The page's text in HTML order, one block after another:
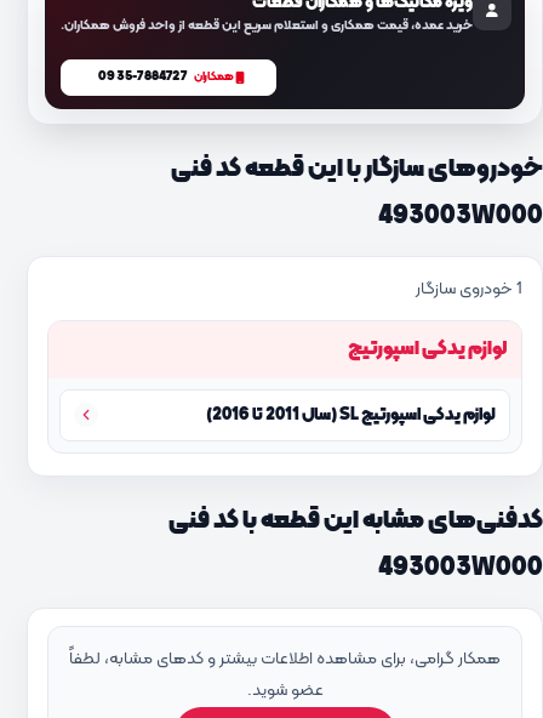
خرید عمده، قیمت همکاری و استعلام سریع این قطعه از واحد فروش همکاران.
همکاران 0935-7884727
خودروهای سازگار با این قطعه کد فنی
493003W000
1 خودروی سازگار
لوازم یدکی اسپورتیج
لوازم یدکی اسپورتیج SL (سال 2011 تا 2016)
کدفنی‌های مشابه این قطعه با کد فنی
493003W000
همکار گرامی، برای مشاهده اطلاعات بیشتر و کدهای مشابه، لطفاً
عضو شوید.